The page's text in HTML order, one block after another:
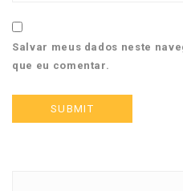
Salvar meus dados neste
que eu comentar.